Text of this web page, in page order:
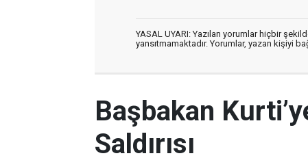
YASAL UYARI: Yazılan yorumlar hiçbir
yansıtmamaktadır. Yorumlar, yazan kişiyi
Başbakan
Saldırısı